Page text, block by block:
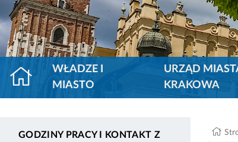
WŁADZE I
MIASTO
URZĄD
KRAKOWA
GODZINY PRACY I KONTAKT Z